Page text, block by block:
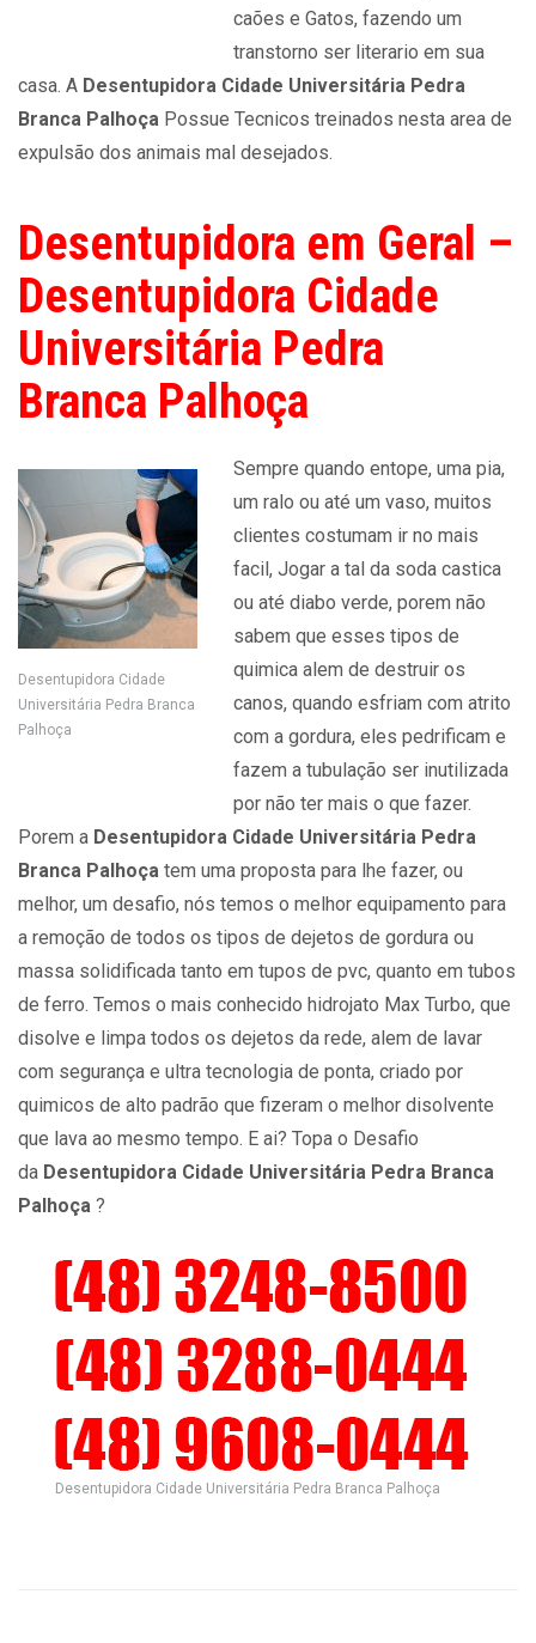
caões e Gatos, fazendo um
transtorno ser literario em sua
casa. A Desentupidora Cidade Universitária Pedra
Branca Palhoça Possue Tecnicos treinados nesta area de
expulsão dos animais mal desejados.
Desentupidora em Geral –
Desentupidora Cidade
Universitária Pedra
Branca Palhoça
Desentupidora Cidade
Universitária Pedra Branca
Palhoça
Sempre quando entope, uma pia,
um ralo ou até um vaso, muitos
clientes costumam ir no mais
facil, Jogar a tal da soda castica
ou até diabo verde, porem não
sabem que esses tipos de
quimica alem de destruir os
canos, quando esfriam com atrito
com a gordura, eles pedrificam e
fazem a tubulação ser inutilizada
por não ter mais o que fazer.
Porem a Desentupidora Cidade Universitária Pedra
Branca Palhoça tem uma proposta para lhe fazer, ou
melhor, um desafio, nós temos o melhor equipamento para
a remoção de todos os tipos de dejetos de gordura ou
massa solidificada tanto em tupos de pvc, quanto em tubos
de ferro. Temos o mais conhecido hidrojato Max Turbo, que
disolve e limpa todos os dejetos da rede, alem de lavar
com segurança e ultra tecnologia de ponta, criado por
quimicos de alto padrão que fizeram o melhor disolvente
que lava ao mesmo tempo. E ai? Topa o Desafio
da Desentupidora Cidade Universitária Pedra Branca
Palhoça ?
Desentupidora Cidade Universitária Pedra Branca Palhoça